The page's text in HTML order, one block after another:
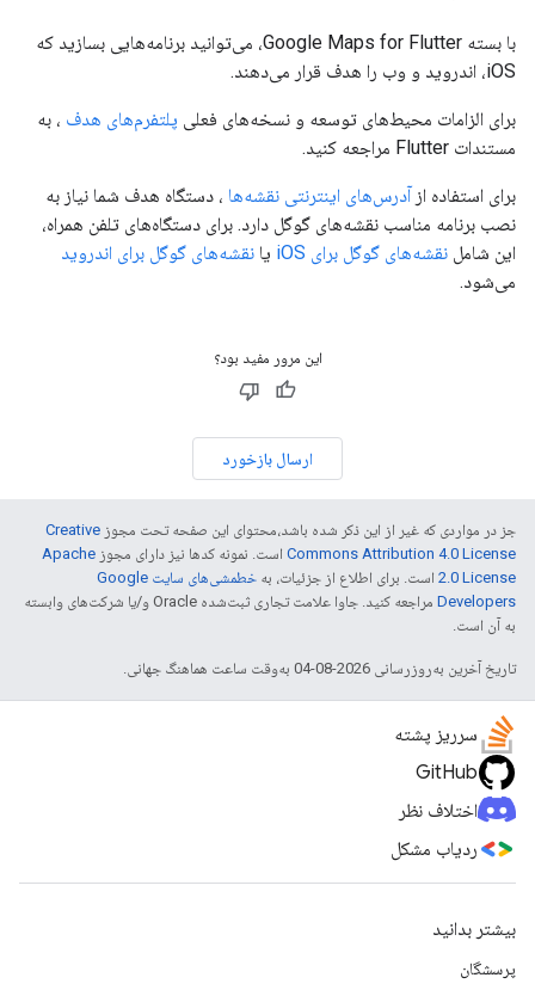
با بسته Google Maps for Flutter، می‌توانید برنامه‌هایی بسازید که
iOS، اندروید و وب را هدف قرار می‌دهند.
برای الزامات محیط‌های توسعه و نسخه‌های فعلی پلتفرم‌های هدف ، به
مستندات Flutter مراجعه کنید.
برای استفاده ازآدرس‌های اینترنتی نقشه‌ها ، دستگاه هدف شما نیاز به
نصب برنامه مناسب نقشه‌های گوگل دارد. برای دستگاه‌های تلفن همراه،
این شامل نقشه‌های گوگل برای iOS یا نقشه‌های گوگل برای اندروید
می‌شود.
این مرور مفید بود؟
ارسال بازخورد
جز در مواردی که غیر از این ذکر شده باشد،‌محتوای این صفحه تحت مجوز Creative
Commons Attribution 4.0 License است. نمونه کدها نیز دارای مجوز Apache
2.0 License است. برای اطلاع از جزئیات، به
خطمشی‌های سایت Google
Developers‏
مراجعه کنید. جاوا علامت تجاری ثبت‌شده Oracle و/یا شرکت‌های وابسته
به آن است.
تاریخ آخرین به‌روزرسانی 2026-08-04 به‌وقت ساعت هماهنگ جهانی.
سرریز پشته
GitHub
اختلاف نظر
ردیاب مشکل
بیشتر بدانید
پرسشگان